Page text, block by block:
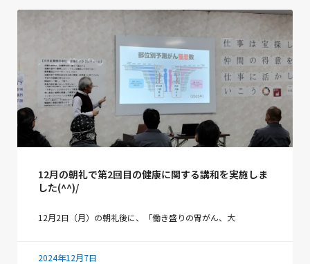
12月の朝礼で第2回目の健康に関する講和を実施しま
した(^^)/
12月2日（月）の朝礼後に、「働き盛りの胃がん、大
2024年12月7日